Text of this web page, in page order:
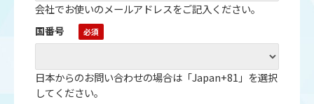
会社でお使いのメールアドレスをご記入ください。
国番号
日本からのお問い合わせの場合は「Japan+81」を選択
してください。